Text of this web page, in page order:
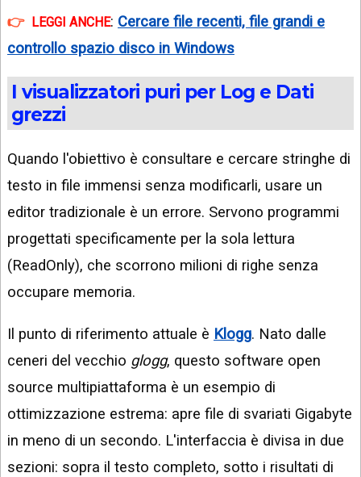
LEGGI ANCHE: Cercare file recenti, file grandi e
controllo spazio disco in Windows
I visualizzatori puri per Log e Dati
grezzi
Quando l'obiettivo è consultare e cercare stringhe di
testo in file immensi senza modificarli, usare un
editor tradizionale è un errore. Servono programmi
progettati specificamente per la sola lettura
(ReadOnly), che scorrono milioni di righe senza
occupare memoria.
Il punto di riferimento attuale è Klogg. Nato dalle
ceneri del vecchio glogg, questo software open
source multipiattaforma è un esempio di
ottimizzazione estrema: apre file di svariati Gigabyte
in meno di un secondo. L'interfaccia è divisa in due
sezioni: sopra il testo completo, sotto i risultati di